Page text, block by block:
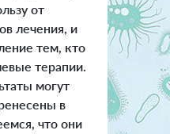
от
лечения, и
тем, кто
терапии.
могут
в
что они